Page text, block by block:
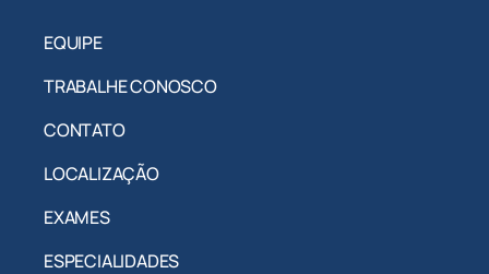
EQUIPE
TRABALHE CONOSCO
CONTATO
LOCALIZAÇÃO
EXAMES
ESPECIALIDADES